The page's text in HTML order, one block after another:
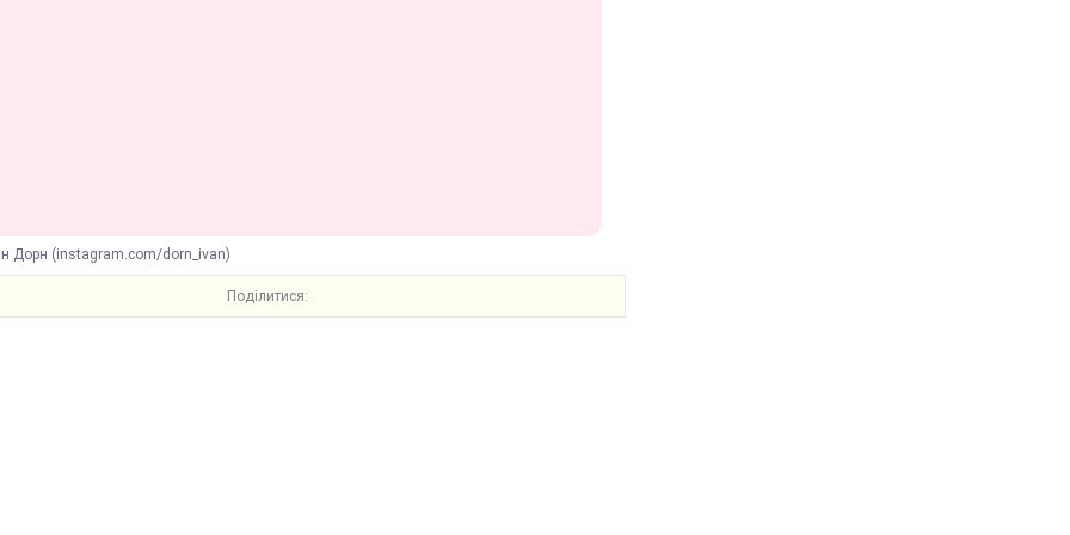
Дорн (instagram.com/dorn_ivan)
Поділитися: